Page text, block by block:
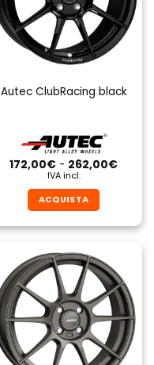
Autec ClubRacing black
172,00€ - 262,00€Fascia
IVA incl.
ACQUISTA
prodotto
ha
più
varianti.
Le
opzioni
possono
essere